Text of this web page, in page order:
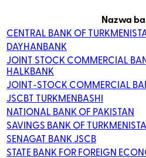
Nazwa
CENTRAL BANK OF
DAYHANBANK
JOINT STOCK COMMERCIAL
HALKBANK
JOINT-STOCK COMMERCIAL
JSCBT TURKMENBASHI
NATIONAL BANK OF PAKISTAN
SAVINGS BANK OF
SENAGAT BANK JSCB
STATE BANK FOR FOREIGN